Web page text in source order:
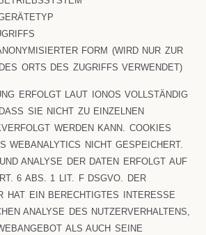
FORM (WIRD NUR ZUR
ORTS DES ZUGRIFFS VERWENDET)
ERFOLGT LAUT IONOS VOLLSTÄNDIG
SIE NICHT ZU EINZELNEN
WERDEN KANN. COOKIES
WEBANALYTICS NICHT GESPEICHERT.
ANALYSE DER DATEN ERFOLGT AUF
6 ABS. 1 LIT. F DSGVO. DER
HAT EIN BERECHTIGTES INTERESSE
ANALYSE DES NUTZERVERHALTENS,
ALS AUCH SEINE